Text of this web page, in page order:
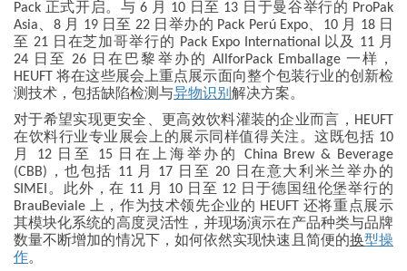
Pack 正式开启。与 6 月 10 日至 13 日于曼谷举行的 ProPak
Asia、8 月 19 日至 22 日举办的 Pack Perú Expo、10 月 18 日
至 21 日在芝加哥举行的 Pack Expo International 以及 11 月
24 日至 26 日在巴黎举办的 AllforPack Emballage 一样，
HEUFT 将在这些展会上重点展示面向整个包装行业的创新检
测技术，包括缺陷检测与异物识别解决方案。
对于希望实现更安全、更高效饮料灌装的企业而言，HEUFT
在饮料行业专业展会上的展示同样值得关注。这既包括 10
月 12 日至 15 日在上海举办的 China Brew & Beverage
(CBB)，也包括 11 月 17 日至 20 日在意大利米兰举办的
SIMEI。此外，在 11 月 10 日至 12 日于德国纽伦堡举行的
BrauBeviale 上，作为技术领先企业的 HEUFT 还将重点展示
其模块化系统的高度灵活性，并现场演示在产品种类与品牌
数量不断增加的情况下，如何依然实现快速且简便的换型操
作。